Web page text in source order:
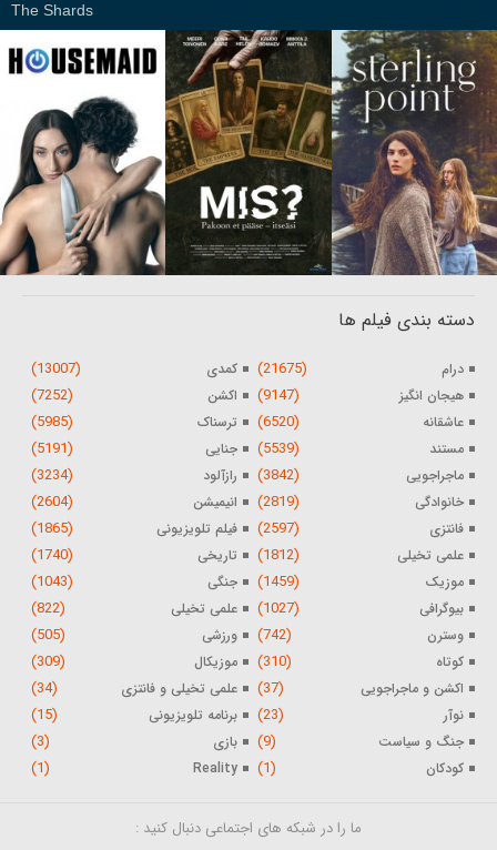
The Shards
دسته بندی فیلم ها
درام (21675) کمدی (13007)
هیجان انگیز (9147) اکشن (7252)
عاشقانه (6520) ترسناک (5985)
مستند (5539) جنایی (5191)
ماجراجویی (3842) رازآلود (3234)
خانوادگی (2819) انیمیشن (2604)
فانتزی (2597) فیلم تلویزیونی (1865)
علمی تخیلی (1812) تاریخی (1740)
موزیک (1459) جنگی (1043)
بیوگرافی (1027) علمی تخیلی (822)
وسترن (742) ورزشی (505)
کوتاه (310) موزیکال (309)
اکشن و ماجراجویی (37) علمی تخیلی و فانتزی (34)
نوآر (23) برنامه تلویزیونی (15)
جنگ و سیاست (9) بازی (3)
کودکان (1)
Reality
(1)
ما را در شبکه های اجتماعی دنبال کنید :